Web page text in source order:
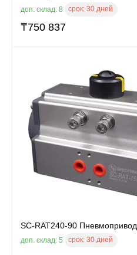
доп. склад: 8 срок: 30 дней
₸750 837
SC-RAT240-90 Пневмопривод
доп. склад: 5 срок: 30 дней